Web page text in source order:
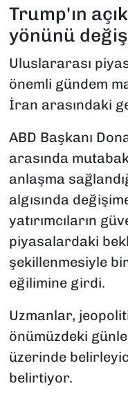
Trump'ın
yönünü
Uluslararası
önemli gündem
İran arasındaki
ABD Başkanı
arasında
anlaşma
algısında
yatırımcıların
piyasalardaki
şekillenmesiyle
eğilimine girdi.
Uzmanlar,
önümüzdeki
üzerinde
belirtiyor.